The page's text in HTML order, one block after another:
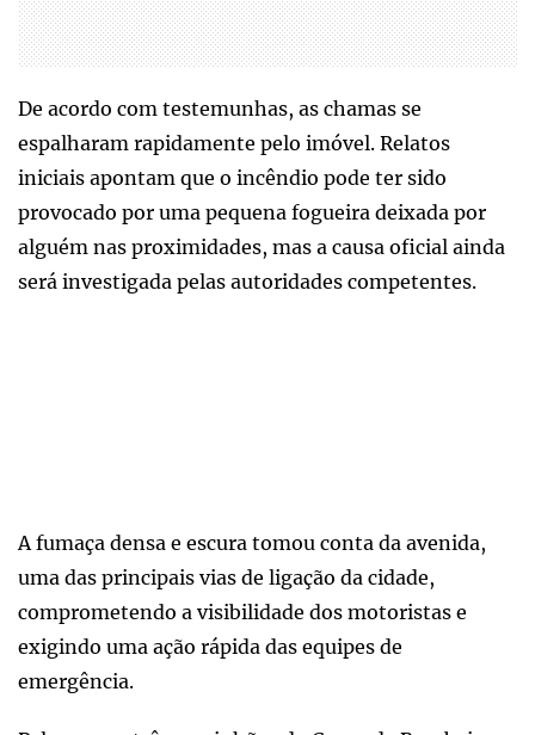
De acordo com testemunhas, as chamas se
espalharam rapidamente pelo imóvel. Relatos
iniciais apontam que o incêndio pode ter sido
provocado por uma pequena fogueira deixada por
alguém nas proximidades, mas a causa oficial ainda
será investigada pelas autoridades competentes.
A fumaça densa e escura tomou conta da avenida,
uma das principais vias de ligação da cidade,
comprometendo a visibilidade dos motoristas e
exigindo uma ação rápida das equipes de
emergência.